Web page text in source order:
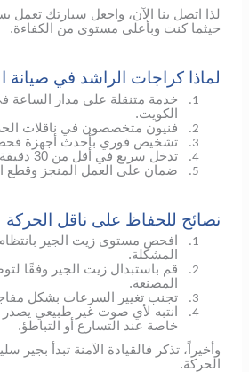
لذا اتصل بنا الآن، واجعل سيارتك تعمل
حيثما كنت وبأعلى مستوى من الكفاءة.
لماذا كراجات الراشد في صيانة
1.
خدمة متنقلة على مدار الساعة
الكويت.
2. فنيون متخصصون في ناقلات
3. تشخيص فوري بأحدث أجهزة
4. تدخل سريع في أقل من 30 دقيقة من الاتصال.
5. ضمان على العمل المنجز وقطع
نصائح للحفاظ على ناقل الحركة
1.
افحص مستوى زيت الجير
المشكلة.
2.
قم باستبدال زيت الجير وفقًا
المصنعة.
3. تجنب تغيير السرعات بشكل
4.
انتبه لأي صوت غير طبيعي
خاصة عند التسارع أو التباطؤ.
وأخيراً، تذكر فالقيادة الآمنة تبدأ بجير
الحركة.